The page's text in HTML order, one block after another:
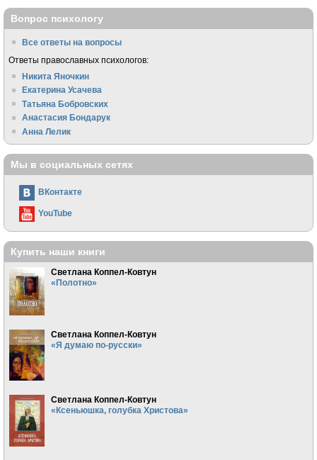
Вопрос психологу
Все ответы на вопросы
Ответы православных психологов:
Никита Яночкин
Екатерина Усачева
Татьяна Бобровских
Анастасия Бондарук
Анна Лелик
Мы в социальных сетях
ВКонтакте
YouTube
Купить наши книги
Светлана Коппел-Ковтун
«Полотно»
Светлана Коппел-Ковтун
«Я думаю по-русски»
Светлана Коппел-Ковтун
«Ксеньюшка, голубка Христова»